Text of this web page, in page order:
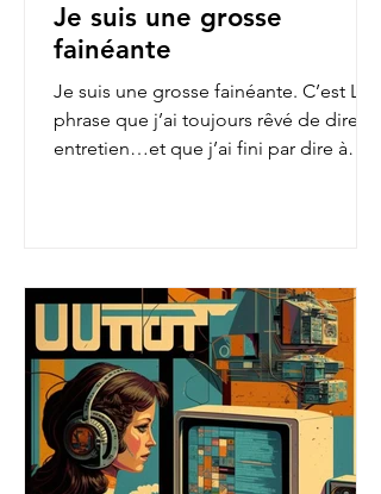
Je suis une grosse
fainéante
Je suis une grosse fainéante. C’est LA
phrase que j’ai toujours rêvé de dire en
entretien…et que j’ai fini par dire à